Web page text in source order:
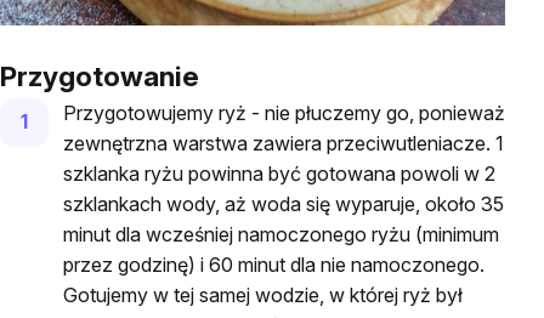
Przygotowanie
Przygotowujemy ryż - nie płuczemy go, ponieważ
zewnętrzna warstwa zawiera przeciwutleniacze. 1
szklanka ryżu powinna być gotowana powoli w 2
szklankach wody, aż woda się wyparuje, około 35
minut dla wcześniej namoczonego ryżu (minimum
przez godzinę) i 60 minut dla nie namoczonego.
Gotujemy w tej samej wodzie, w której ryż był